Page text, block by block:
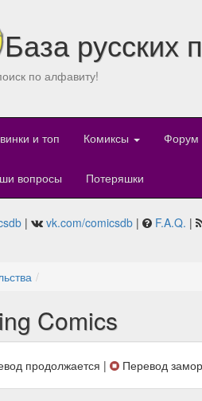
База русских
по алфавиту!
и топ Комиксы Форум
вопросы Потеряшки
| vk.com/comicsdb | F.A.Q. |
Comics
продолжается | Перевод